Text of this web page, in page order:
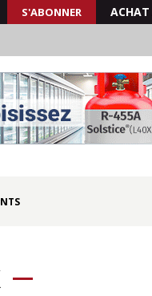
S'ABONNER ACHAT